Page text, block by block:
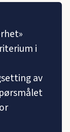
i
av